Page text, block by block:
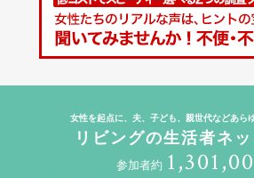
女性を起点に、夫、子ども、親世代などあら
リビングの生活者ネ
参加者約